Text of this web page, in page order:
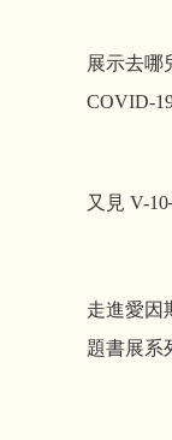
展示去哪
COVID-
又見 V-
走進愛因
題書展系